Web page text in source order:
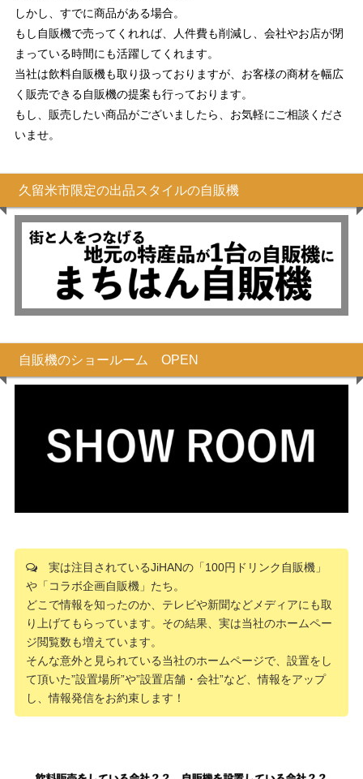
しかし、すでに商品がある場合。
もし自販機で売ってくれれば、人件費も削減し、会社やお店が閉
まっている時間にも活躍してくれます。
当社は飲料自販機も取り扱っておりますが、お客様の商材を幅広
く販売できる自販機の提案も行っております。
もし、販売したい商品がございましたら、お気軽にご相談くださ
いませ。
久留米市限定の出品スタイルの自販機
自販機のショールーム OPEN
実は注目されているJiHANの「100円ドリンク自販機」
や「コラボ企画自販機」たち。
どこで情報を知ったのか、テレビや新聞などメディアにも取
り上げてもらっています。その結果、実は当社のホームペー
ジ閲覧数も増えています。
そんな意外と見られている当社のホームページで、設置をし
て頂いた”設置場所”や”設置店舗・会社”など、情報をアップ
し、情報発信をお約束します！